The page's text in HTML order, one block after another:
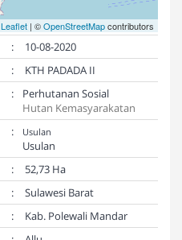
Leaflet | ©OpenStreetMapcontributors
:
10-08-2020
:
KTH PADADA II
:
Perhutanan Sosial
Hutan Kemasyarakatan
: Usulan
Usulan
:
52,73 Ha
:
Sulawesi Barat
:
Kab. Polewali Mandar